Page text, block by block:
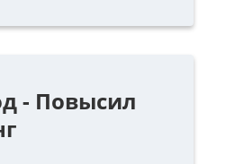
- Повысил